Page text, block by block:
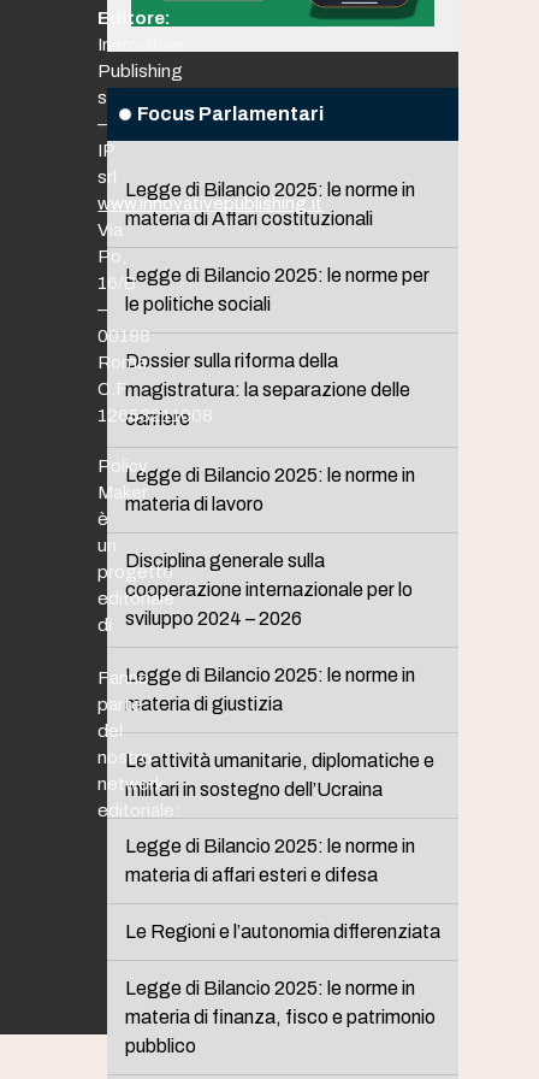
Focus Parlamentari
Legge di Bilancio 2025: le norme in
materia di Affari costituzionali
Legge di Bilancio 2025: le norme per
le politiche sociali
Dossier sulla riforma della
magistratura: la separazione delle
carriere
Legge di Bilancio 2025: le norme in
materia di lavoro
Disciplina generale sulla
cooperazione internazionale per lo
sviluppo 2024 – 2026
Legge di Bilancio 2025: le norme in
materia di giustizia
Le attività umanitarie, diplomatiche e
militari in sostegno dell’Ucraina
Legge di Bilancio 2025: le norme in
materia di affari esteri e difesa
Le Regioni e l’autonomia differenziata
Legge di Bilancio 2025: le norme in
materia di finanza, fisco e patrimonio
pubblico
Editore:
Innovative
Publishing
srl
–
IP
srl
www.innovativepublishing.it
Via
Po,
16/B
–
00198
Roma
C.F.
12653211008
Policy
Maker
è
un
progetto
editoriale
di
Fanno
parte
del
nostro
network
editoriale: